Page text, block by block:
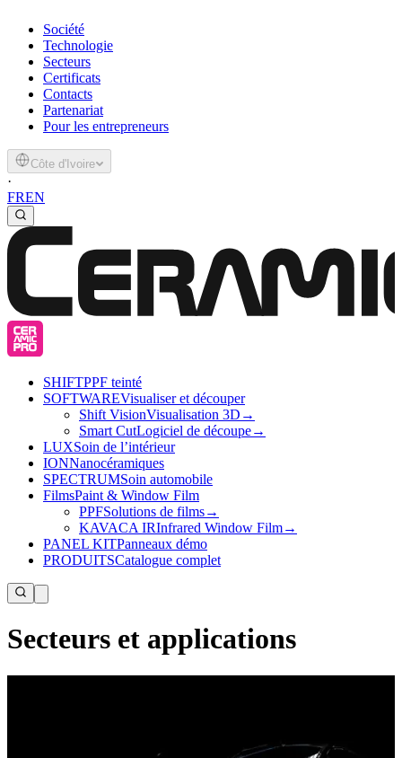
Société
Technologie
Secteurs
Certificats
Contacts
Partenariat
Pour les entrepreneurs
Côte d'Ivoire
·
FREN
SHIFTPPF teinté
SOFTWAREVisualiser et découper
Shift VisionVisualisation 3D →
Smart CutLogiciel de découpe→
LUXSoin de l’intérieur
IONNanocéramiques
SPECTRUMSoin automobile
FilmsPaint & Window Film
PPFSolutions de films→
KAVACA IRInfrared Window Film→
PANEL KITPanneaux démo
PRODUITSCatalogue complet
Secteurs et applications